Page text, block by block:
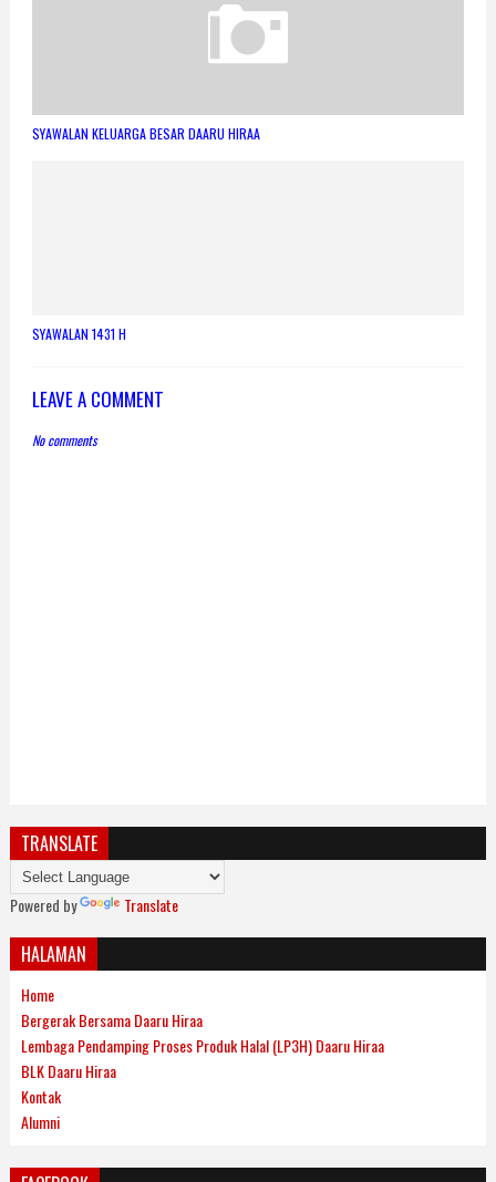
SYAWALAN KELUARGA BESAR DAARU HIRAA
SYAWALAN 1431 H
LEAVE A COMMENT
No comments
TRANSLATE
Powered by Translate
HALAMAN
Home
Bergerak Bersama Daaru Hiraa
Lembaga Pendamping Proses Produk Halal (LP3H) Daaru Hiraa
BLK Daaru Hiraa
Kontak
Alumni